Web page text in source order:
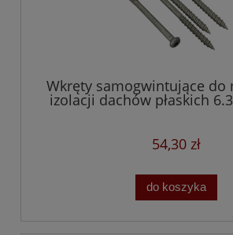
Wkręty samogwintujące do
izolacji dachów płaskich
betonu i drewna
54,30 zł
do koszyka